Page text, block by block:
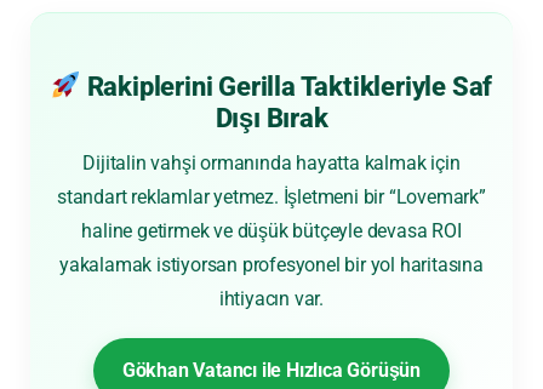
Rakiplerini Gerilla Taktikleriyle Saf
Dışı Bırak
Dijitalin vahşi ormanında hayatta kalmak için
standart reklamlar yetmez. İşletmeni bir “Lovemark”
haline getirmek ve düşük bütçeyle devasa ROI
yakalamak istiyorsan profesyonel bir yol haritasına
ihtiyacın var.
Gökhan Vatancı ile Hızlıca Görüşün